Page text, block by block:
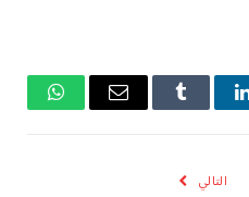
لينكدإن Tumblr البريد
التالي